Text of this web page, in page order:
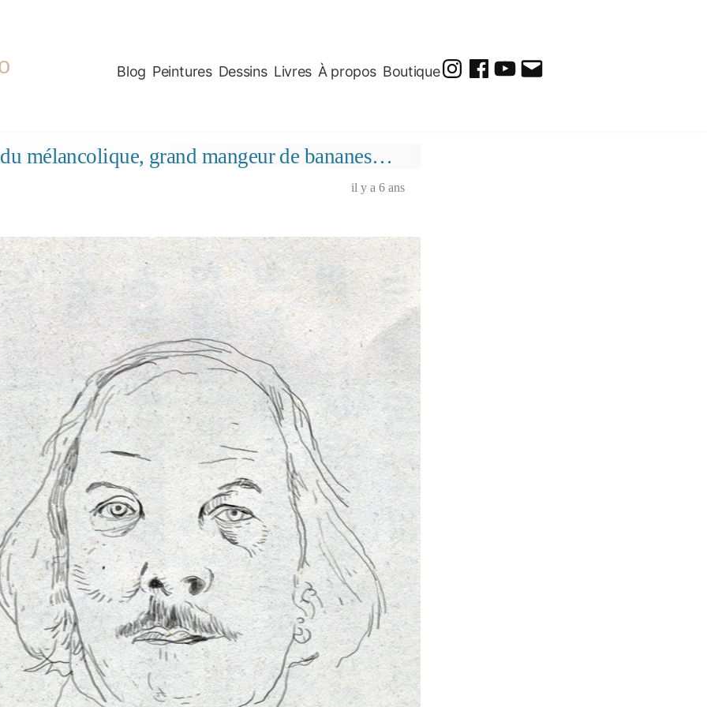
Blog Peintures Dessins Livres À propos Boutique
mélancolique, grand mangeur de bananes…
il y a 6 ans